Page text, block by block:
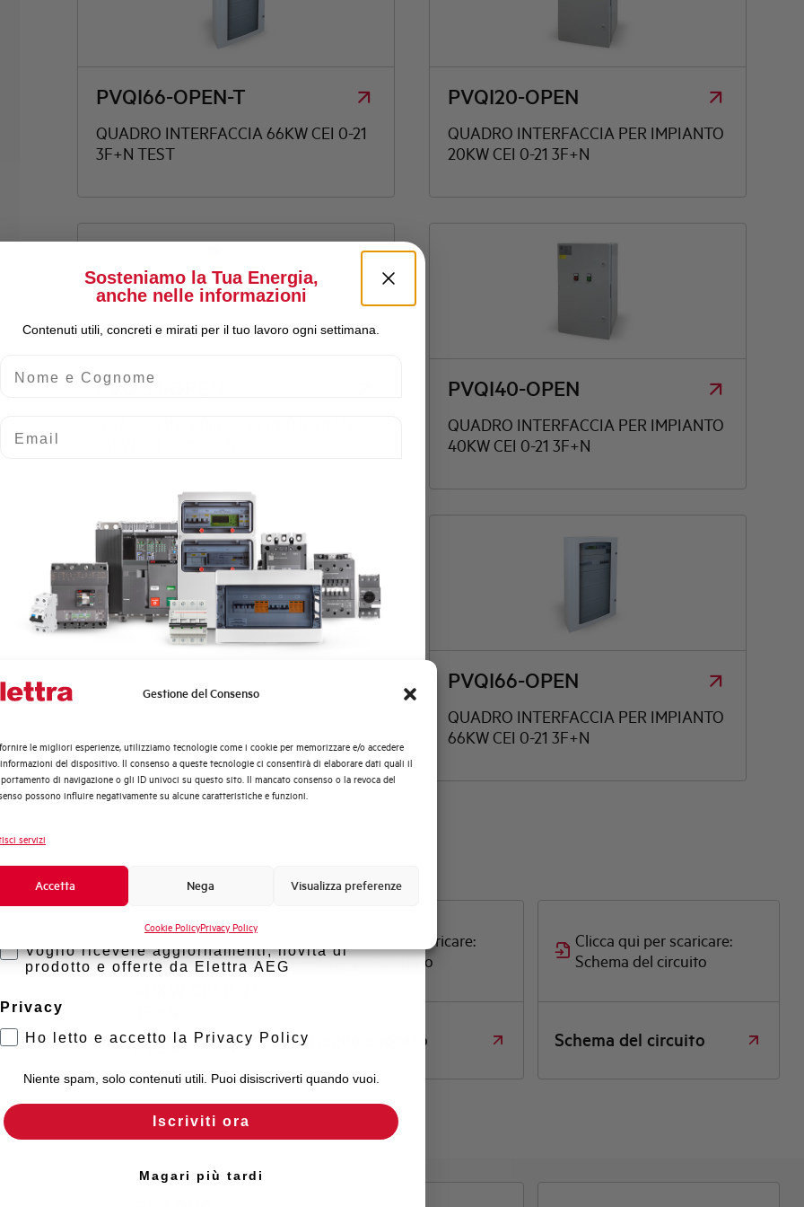
Gestione del Consenso
le migliori esperienze, utilizziamo tecnologie come i cookie per memorizzare e/o accedere
del dispositivo. Il consenso a queste tecnologie ci consentirà di elaborare dati quali il
di navigazione o gli ID univoci su questo sito. Il mancato consenso o la revoca del
possono influire negativamente su alcune caratteristiche e funzioni.
servizi
Accetta Nega Visualizza preferenze
Cookie PolicyPrivacy Policy
PVQI66-OPEN-T
QUADRO INTERFACCIA 66KW CEI 0-21
3F+N TEST
PVQI20-OPEN
QUADRO INTERFACCIA PER IMPIANTO
20KW CEI 0-21 3F+N
PVQI33-OPEN PVQI40-OPEN
QUADRO INTERFACCIA PER IMPIANTO
40KW CEI 0-21 3F+N
PVQI66-OPEN
QUADRO INTERFACCIA PER IMPIANTO
66KW CEI 0-21 3F+N
QUADRO
INTERFACCIA
PER IMPIANTO
PVQI40-OPEN
Clicca qui per scaricare:
Disegno quotato
Disegno quotato
Clicca qui per scaricare:
Schema del circuito
Schema del circuito
Sosteniamo la Tua Energia,
anche nelle informazioni
Contenuti utili, concreti e mirati per il tuo lavoro ogni settimana.
Quali argomenti ti interessano di più?
Automazione Industriale
Fotovoltaico
Sistema Quadri
Formazione tecnica
Voglio ricevere aggiornamenti, novità di
prodotto e offerte da Elettra AEG
Privacy
Ho letto e accetto la Privacy Policy
Niente spam, solo contenuti utili. Puoi disiscriverti quando vuoi.
Iscriviti ora
Magari più tardi